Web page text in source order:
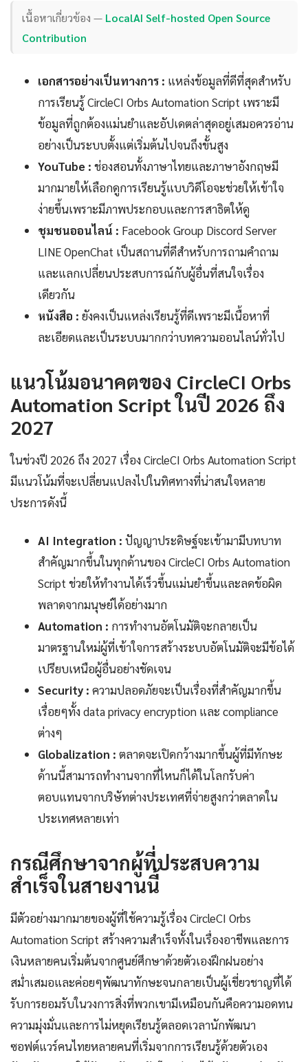
เนื้อหาเกี่ยวข้อง — LocalAI Self-hosted Open Source
Contribution
เอกสารอย่างเป็นทางการ : แหล่งข้อมูลที่ดีที่สุดสำหรับ
การเรียนรู้ CircleCI Orbs Automation Script เพราะมี
ข้อมูลที่ถูกต้องแม่นยำและอัปเดตล่าสุดอยู่เสมอควรอ่าน
อย่างเป็นระบบตั้งแต่เริ่มต้นไปจนถึงขั้นสูง
YouTube : ช่องสอนทั้งภาษาไทยและภาษาอังกฤษมี
มากมายให้เลือกดูการเรียนรู้แบบวิดีโอจะช่วยให้เข้าใจ
ง่ายขึ้นเพราะมีภาพประกอบและการสาธิตให้ดู
ชุมชนออนไลน์ : Facebook Group Discord Server
LINE OpenChat เป็นสถานที่ดีสำหรับการถามคำถาม
และแลกเปลี่ยนประสบการณ์กับผู้อื่นที่สนใจเรื่อง
เดียวกัน
หนังสือ : ยังคงเป็นแหล่งเรียนรู้ที่ดีเพราะมีเนื้อหาที่
ละเอียดและเป็นระบบมากกว่าบทความออนไลน์ทั่วไป
แนวโน้มอนาคตของ CircleCI Orbs
Automation Script ในปี 2026 ถึง
2027
ในช่วงปี 2026 ถึง 2027 เรื่อง CircleCI Orbs Automation Script
มีแนวโน้มที่จะเปลี่ยนแปลงไปในทิศทางที่น่าสนใจหลาย
ประการดังนี้
AI Integration : ปัญญาประดิษฐ์จะเข้ามามีบทบาท
สำคัญมากขึ้นในทุกด้านของ CircleCI Orbs Automation
Script ช่วยให้ทำงานได้เร็วขึ้นแม่นยำขึ้นและลดข้อผิด
พลาดจากมนุษย์ได้อย่างมาก
Automation : การทำงานอัตโนมัติจะกลายเป็น
มาตรฐานใหม่ผู้ที่เข้าใจการสร้างระบบอัตโนมัติจะมีข้อได้
เปรียบเหนือผู้อื่นอย่างชัดเจน
Security : ความปลอดภัยจะเป็นเรื่องที่สำคัญมากขึ้น
เรื่อยๆทั้ง data privacy encryption และ compliance
ต่างๆ
Globalization : ตลาดจะเปิดกว้างมากขึ้นผู้ที่มีทักษะ
ด้านนี้สามารถทำงานจากที่ไหนก็ได้ในโลกรับค่า
ตอบแทนจากบริษัทต่างประเทศที่จ่ายสูงกว่าตลาดใน
ประเทศหลายเท่า
กรณีศึกษาจากผู้ที่ประสบความ
สำเร็จในสายงานนี้
มีตัวอย่างมากมายของผู้ที่ใช้ความรู้เรื่อง CircleCI Orbs
Automation Script สร้างความสำเร็จทั้งในเรื่องอาชีพและการ
เงินหลายคนเริ่มต้นจากศูนย์ศึกษาด้วยตัวเองฝึกฝนอย่าง
สม่ำเสมอและค่อยๆพัฒนาทักษะจนกลายเป็นผู้เชี่ยวชาญที่ได้
รับการยอมรับในวงการสิ่งที่พวกเขามีเหมือนกันคือความอดทน
ความมุ่งมั่นและการไม่หยุดเรียนรู้ตลอดเวลานักพัฒนา
ซอฟต์แวร์คนไทยหลายคนที่เริ่มจากการเรียนรู้ด้วยตัวเอง